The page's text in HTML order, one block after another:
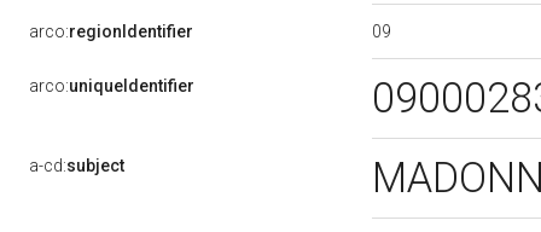
arco:regionIdentifier 09
arco:uniqueIdentifier
a-cd:subject